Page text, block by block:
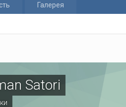
Галерея
Satori